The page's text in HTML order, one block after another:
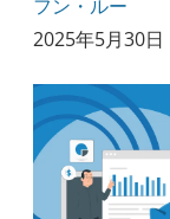
フン・ルー
2025年5月30日